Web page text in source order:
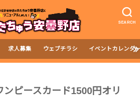
SEARCH
求人募集 ウェブチラシ イベントカレンダ
ンピースカード1500円オリ